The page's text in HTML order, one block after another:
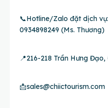
📞Hotline/Zalo đặt dịch
0934898249 (Ms. Thương)
📍216-218 Trần Hưng
📩sales@chiictourism.com